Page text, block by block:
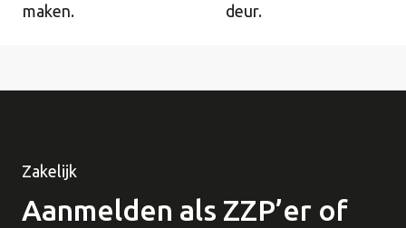
maken.
deur.
Zakelijk
Aanmelden als ZZP’er of